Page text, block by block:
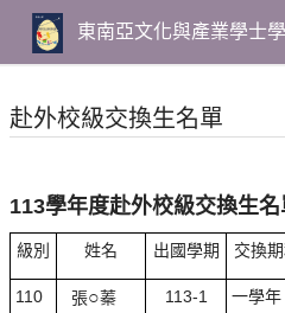
主
要
容
東南亞文化與產業學士
赴外校級交換生名單
113學年度赴外校級交換生名
級別 姓名 出國學期 交換
110 張○蓁
113-1
一學年